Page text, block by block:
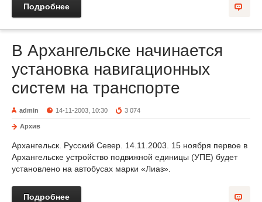
Подробнее
В Архангельске начинается
установка навигационных
систем на транспорте
admin 14-11-2003, 10:30 3 074
Архив
Архангельск. Русский Север. 14.11.2003. 15 ноября первое в
Архангельске устройство подвижной единицы (УПЕ) будет
установлено на автобусах марки «Лиаз».
Подробнее